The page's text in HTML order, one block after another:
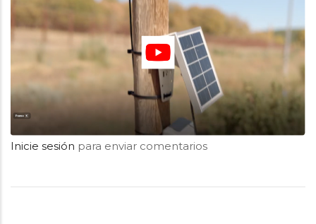
Inicie sesión para enviar comentarios